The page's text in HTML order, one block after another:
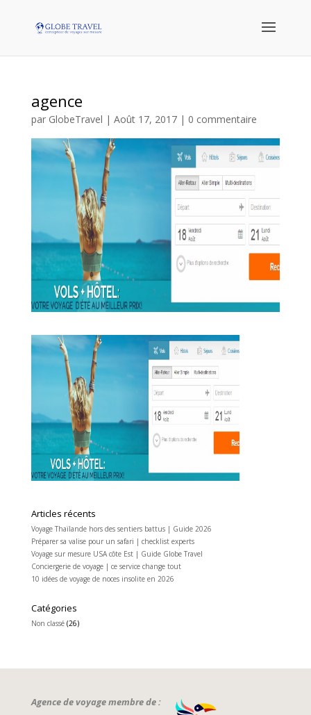
agence
par GlobeTravel | Août 17, 2017| 0 commentaire
Articles récents
Voyage Thaïlande hors des sentiers battus | Guide 2026
Préparer sa valise pour un safari | checklist experts
Voyage sur mesure USA côte Est | Guide Globe Travel
Conciergerie de voyage | ce service change tout
10 idées de voyage de noces insolite en 2026
Catégories
Non classé(26)
Agence de voyage membre de :